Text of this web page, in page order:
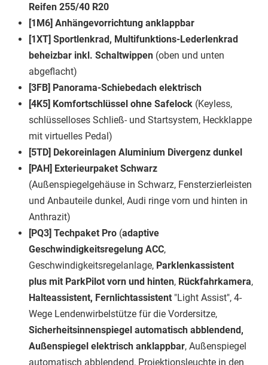
Reifen 255/40 R20
[1M6] Anhängevorrichtung anklappbar
[1XT] Sportlenkrad, Multifunktions-Lederlenkrad
beheizbar inkl. Schaltwippen (oben und unten
abgeflacht)
[3FB] Panorama-Schiebedach elektrisch
[4K5] Komfortschlüssel ohne Safelock (Keyless,
schlüsselloses Schließ- und Startsystem, Heckklappe
mit virtuelles Pedal)
[5TD] Dekoreinlagen Aluminium Divergenz dunkel
[PAH] Exterieurpaket Schwarz
(Außenspiegelgehäuse in Schwarz, Fensterzierleisten
und Anbauteile dunkel, Audi ringe vorn und hinten in
Anthrazit)
[PQ3] Techpaket Pro (adaptive
Geschwindigkeitsregelung ACC,
Geschwindigkeitsregelanlage, Parklenkassistent
plus mit ParkPilot vorn und hinten, Rückfahrkamera,
Halteassistent, Fernlichtassistent "Light Assist", 4-
Wege Lendenwirbelstütze für die Vordersitze,
Sicherheitsinnenspiegel automatisch abblendend,
Außenspiegel elektrisch anklappbar, Außenspiegel
automatisch abblendend, Projektionsleuchte in den